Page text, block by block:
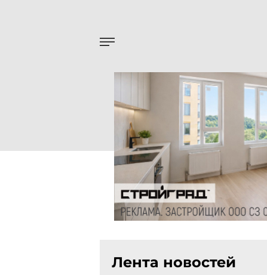
Лента новостей